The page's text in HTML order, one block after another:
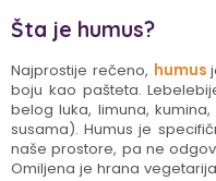
Šta je humus?
Najprostije rečeno, humus
boju kao pašteta.
belog luka, limuna,
susama). Humus je
naše prostore, pa ne
Omiljena je hrana